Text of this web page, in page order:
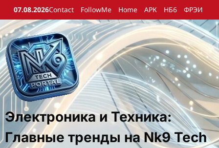
Перейти
содержимому
07.08.2026Contact FollowMe Home АРК НБ6 ФРЭИ
Электроника и Техника:
Главные тренды на Nk9 Tech